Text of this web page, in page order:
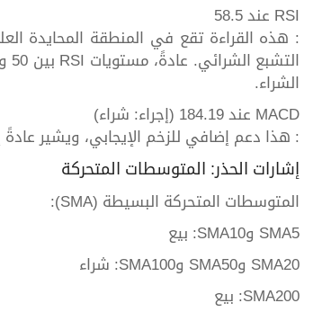
RSI عند 58.5
: هذه القراءة تقع في المنطقة المحايدة
الشراء.
MACD عند 184.19 (إجراء: شراء)
: هذا دعم إضافي للزخم الإيجابي، ويشير
إشارات الحذر: المتوسطات المتحركة
المتوسطات المتحركة البسيطة (SMA):
SMA5 وSMA10: بيع
SMA20 وSMA50 وSMA100: شراء
SMA200: بيع